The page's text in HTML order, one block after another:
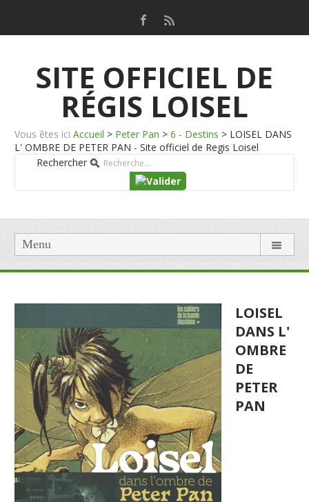
SITE OFFICIEL DE
RÉGIS LOISEL
Vous êtes ici Accueil > Peter Pan > 6 - Destins > LOISEL DANS
L' OMBRE DE PETER PAN - Site officiel de Regis Loisel
Rechercher
Menu
LOISEL
DANS L'
OMBRE
DE
PETER
PAN